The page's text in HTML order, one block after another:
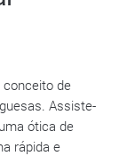
conceito de
Assiste-
ótica de
rápida e